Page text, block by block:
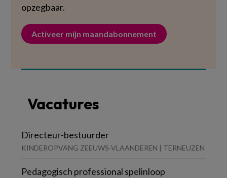
opzegbaar.
Activeer mijn maandabonnement
Vacatures
Directeur-bestuurder
KINDEROPVANG ZEEUWS-VLAANDEREN | TERNEUZEN
Pedagogisch professional spelinloop